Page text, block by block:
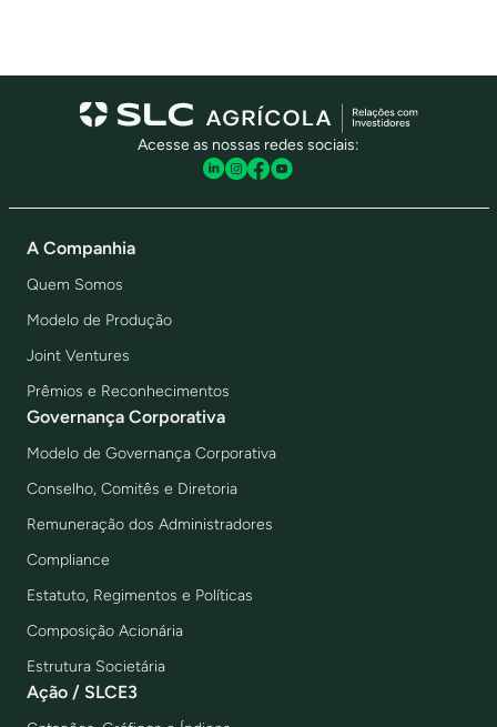
Acesse as nossas redes sociais:
A Companhia
Quem Somos
Modelo de Produção
Joint Ventures
Prêmios e Reconhecimentos
Governança Corporativa
Modelo de Governança Corporativa
Conselho, Comitês e Diretoria
Remuneração dos Administradores
Compliance
Estatuto, Regimentos e Políticas
Composição Acionária
Estrutura Societária
Ação / SLCE3